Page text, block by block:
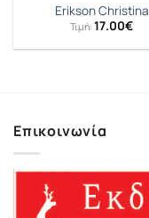
Erikson Christina
Τιμή: 17.00€
Επικοινωνία